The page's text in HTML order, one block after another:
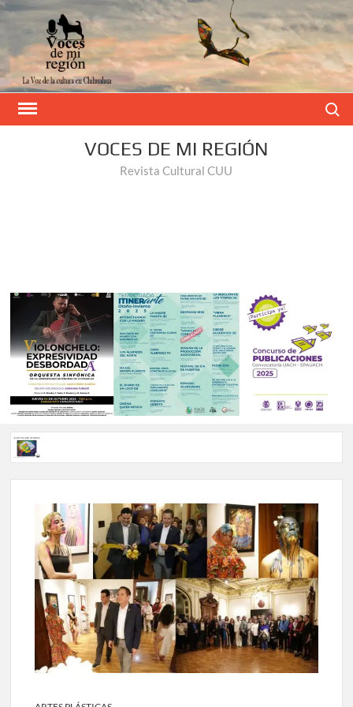
VOCES DE MI REGIÓN
Revista Cultural CUU
Voces de Papel Parral, edición especial Coyame del Sotol
Voces de papel Parral edición Carlos Montemayor #35
A 18 años de su partida, Teatro Bárbaro rinde homenaje a
Víctor Hugo Rascón Banda con Voces en el umbral
Invitan a participar en “Convocatoria UACH-SPAUACH
2026” para publicar textos académicos con sello editorial.